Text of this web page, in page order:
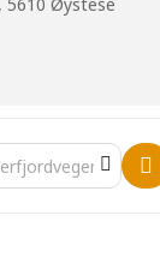
Address -